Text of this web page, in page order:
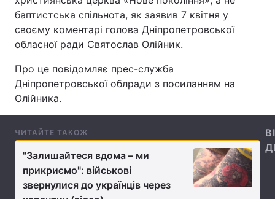
Економіка Світ
Спорт Наука
Зброя Інциденти
Цікавинки
Лонгріди
баптистська спільнота, як заявив 7 квітня у
своєму коментарі голова Дніпропетровської
обласної ради Святослав Олійник.
Про це повідомляє прес-служба
Дніпропетровської облради з посиланням на
Олійника.
ЧИТАЙТЕ ТАКОЖ
"Залишайтеся вдома – ми
прикриємо": військові
звернулися до українців через